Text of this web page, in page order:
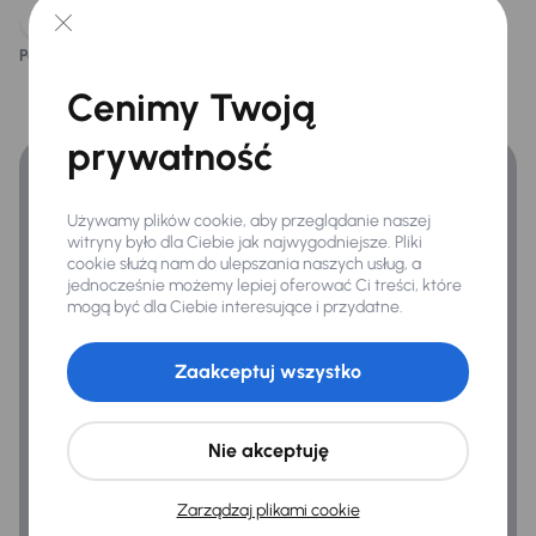
Infotainment
Bluetooth
Bezpieczeństwo
ABS
Airbag
Alarm
ESP
Kontrola tlaku v pneumatikách
System stabilizacji toru jazdy
Podoba ci się ten opis?
Finansowanie
Zyskaj lepsze warunki finansowania niż v banku.
Cenimy Twoją
prywatność
Używamy plików cookie, aby przeglądanie naszej
witryny było dla Ciebie jak najwygodniejsze. Pliki
cookie służą nam do ulepszania naszych usług, a
jednocześnie możemy lepiej oferować Ci treści, które
mogą być dla Ciebie interesujące i przydatne.
Zarządzaj plikami cookie
Nie akceptuję
Zaakceptuj wszystko